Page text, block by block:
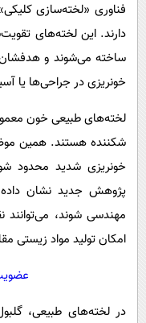
فناوری «لخته‌سازی
دارند. این لخته‌های
ساخته می‌شوند و هدفشان
خونریزی در جراحی‌ها یا
لخته‌های طبیعی خون
شکننده هستند. همین
خونریزی شدید محدود
پژوهش جدید نشان
مهندسی شوند، می‌توانند
امکان تولید مواد زیستی
در لخته‌های طبیعی،